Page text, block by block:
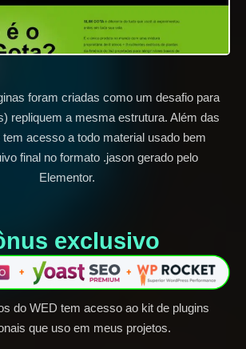
foram criadas como um desafio para
repliquem a mesma estrutura. Além das
tem acesso a todo material usado bem
final no formato .jason gerado pelo
Elementor.
exclusivo​
do WED tem acesso ao kit de plugins
que uso em meus projetos.